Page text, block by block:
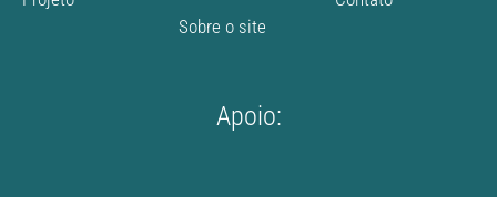
Sobre o site
Apoio: